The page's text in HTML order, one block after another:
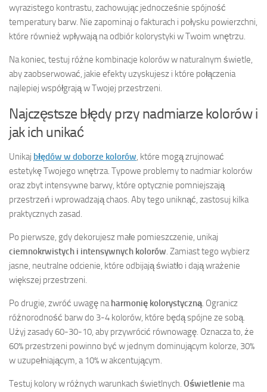
wyrazistego kontrastu, zachowując jednocześnie spójność
temperatury barw. Nie zapominaj o fakturach i połysku powierzchni,
które również wpływają na odbiór kolorystyki w Twoim wnętrzu.
Na koniec, testuj różne kombinacje kolorów w naturalnym świetle,
aby zaobserwować, jakie efekty uzyskujesz i które połączenia
najlepiej współgrają w Twojej przestrzeni.
Najczęstsze błędy przy nadmiarze kolorów i
jak ich unikać
Unikaj błędów w doborze kolorów, które mogą zrujnować
estetykę Twojego wnętrza. Typowe problemy to nadmiar kolorów
oraz zbyt intensywne barwy, które optycznie pomniejszają
przestrzeń i wprowadzają chaos. Aby tego uniknąć, zastosuj kilka
praktycznych zasad.
Po pierwsze, gdy dekorujesz małe pomieszczenie, unikaj
ciemnokrwistych i intensywnych kolorów. Zamiast tego wybierz
jasne, neutralne odcienie, które odbijają światło i dają wrażenie
większej przestrzeni.
Po drugie, zwróć uwagę naharmonię kolorystyczną. Ogranicz
różnorodność barw do 3-4 kolorów, które będą spójne ze sobą.
Użyj zasady 60-30-10, aby przywrócić równowagę. Oznacza to, że
60% przestrzeni powinno być w jednym dominującym kolorze, 30%
w uzupełniającym, a 10% w akcentującym.
Testuj kolory w różnych warunkach świetlnych. Oświetlenie ma